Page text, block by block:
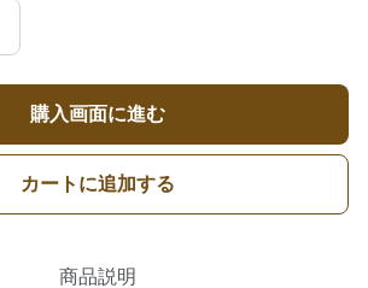
購入画面に進む
カートに追加する
商品説明